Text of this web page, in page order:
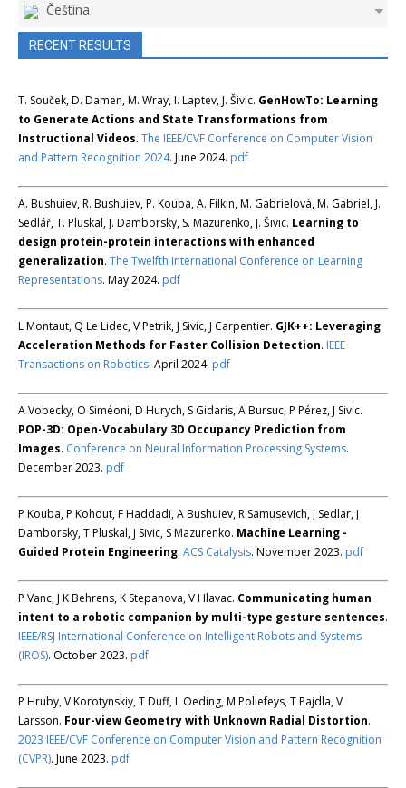
Čeština
RECENT RESULTS
T. Souček, D. Damen, M. Wray, I. Laptev, J. Šivic. GenHowTo: Learning
to Generate Actions and State Transformations from
Instructional Videos. The IEEE/CVF Conference on Computer Vision
and Pattern Recognition 2024. June 2024. pdf
A. Bushuiev, R. Bushuiev, P. Kouba, A. Filkin, M. Gabrielová, M. Gabriel, J.
Sedlář, T. Pluskal, J. Damborsky, S. Mazurenko, J. Šivic. Learning to
design protein-protein interactions with enhanced
generalization. The Twelfth International Conference on Learning
Representations. May 2024. pdf
L Montaut, Q Le Lidec, V Petrik, J Sivic, J Carpentier. GJK++: Leveraging
Acceleration Methods for Faster Collision Detection. IEEE
Transactions on Robotics. April 2024. pdf
A Vobecky, O Siméoni, D Hurych, S Gidaris, A Bursuc, P Pérez, J Sivic.
POP-3D: Open-Vocabulary 3D Occupancy Prediction from
Images. Conference on Neural Information Processing Systems.
December 2023. pdf
P Kouba, P Kohout, F Haddadi, A Bushuiev, R Samusevich, J Sedlar, J
Damborsky, T Pluskal, J Sivic, S Mazurenko. Machine Learning -
Guided Protein Engineering. ACS Catalysis. November 2023. pdf
P Vanc, J K Behrens, K Stepanova, V Hlavac. Communicating human
intent to a robotic companion by multi-type gesture sentences.
IEEE/RSJ International Conference on Intelligent Robots and Systems
(IROS). October 2023. pdf
P Hruby, V Korotynskiy, T Duff, L Oeding, M Pollefeys, T Pajdla, V
Larsson. Four-view Geometry with Unknown Radial Distortion.
2023 IEEE/CVF Conference on Computer Vision and Pattern Recognition
(CVPR). June 2023. pdf